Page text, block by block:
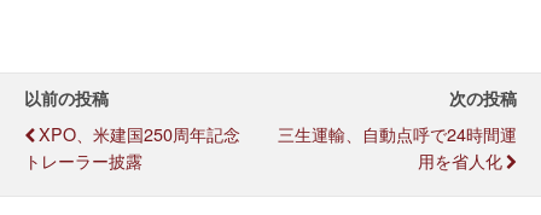
以前の投稿
XPO、米建国250周年記念
トレーラー披露
次の投稿
三生運輸、自動点呼で24時間運
用を省人化